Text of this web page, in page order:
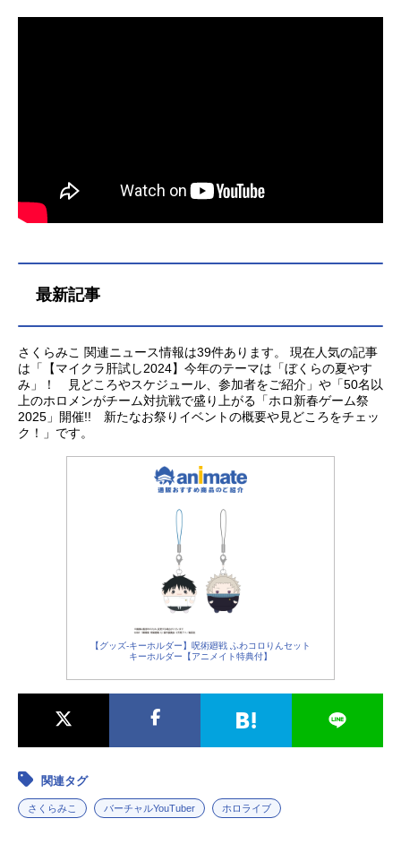
最新記事
さくらみこ 関連ニュース情報は39件あります。 現在人気の記事
は「【マイクラ肝試し2024】今年のテーマは「ぼくらの夏やす
み」！ 見どころやスケジュール、参加者をご紹介」や「50名以
上のホロメンがチーム対抗戦で盛り上がる「ホロ新春ゲーム祭
2025」開催!! 新たなお祭りイベントの概要や見どころをチェッ
ク！」です。
【グッズ-キーホルダー】呪術廻戦 ふわコロりんセット
キーホルダー【アニメイト特典付】
関連タグ
さくらみこ バーチャルYouTuber ホロライブ